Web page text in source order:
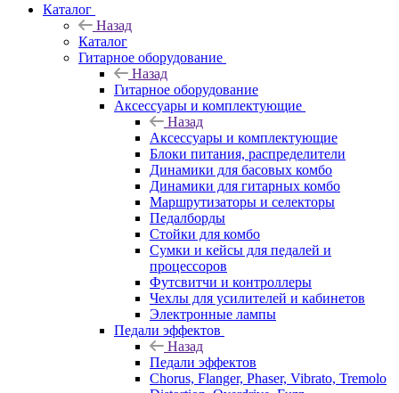
Каталог
Назад
Каталог
Гитарное оборудование
Назад
Гитарное оборудование
Аксессуары и комплектующие
Назад
Аксессуары и комплектующие
Блоки питания, распределители
Динамики для басовых комбо
Динамики для гитарных комбо
Маршрутизаторы и селекторы
Педалборды
Стойки для комбо
Сумки и кейсы для педалей и
процессоров
Футсвитчи и контроллеры
Чехлы для усилителей и кабинетов
Электронные лампы
Педали эффектов
Назад
Педали эффектов
Chorus, Flanger, Phaser, Vibrato, Tremolo